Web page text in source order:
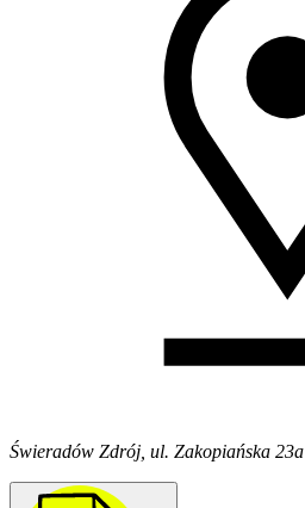
Świeradów Zdrój, ul. Zakopiańska 23a